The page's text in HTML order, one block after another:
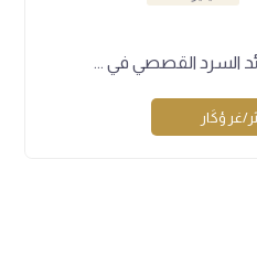
السرد القصصي في ...
غر ؤكَار